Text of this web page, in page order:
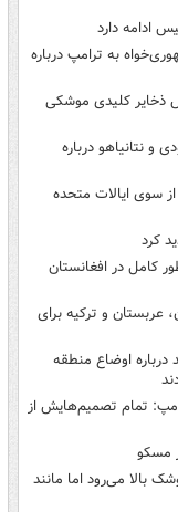
ادامه دارد
به ترامپ درباره
ذخایر کلیدی موشکی
نتانیاهو درباره
سوی ایالات متحده
کرد
کامل در افغانستان
عربستان و ترکیه برای
درباره اوضاع منطقه
تمام تصمیم‌هایش از
مسکو
بالا می‌رود اما مانند